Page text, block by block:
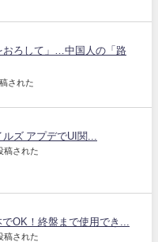
おろして」…中国人の「路
された
ズ アプデでUI関...
稿された
OK！終盤まで使用でき...
稿された